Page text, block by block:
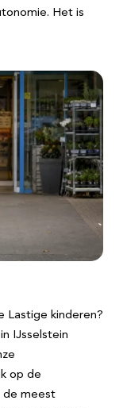
Het is
Lastige kinderen?
IJsselstein
op de
de meest